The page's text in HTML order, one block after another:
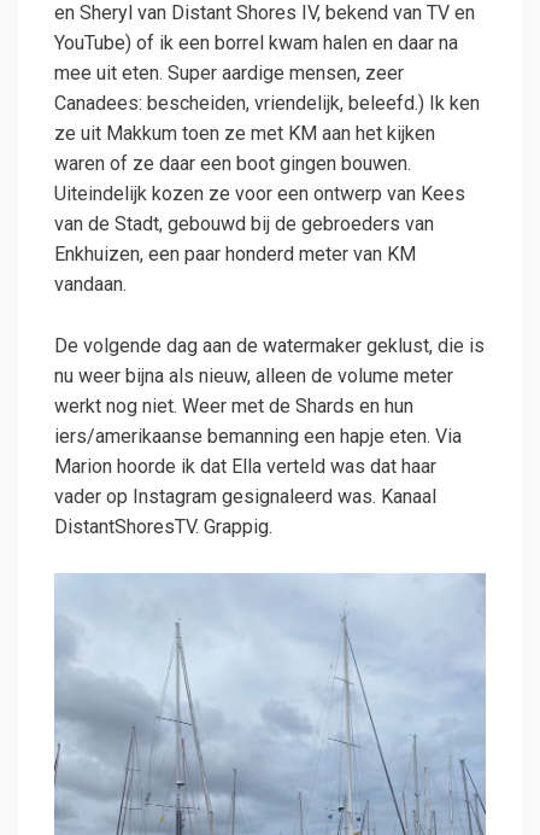
en Sheryl van Distant Shores IV, bekend van TV en
YouTube) of ik een borrel kwam halen en daar na
mee uit eten. Super aardige mensen, zeer
Canadees: bescheiden, vriendelijk, beleefd.) Ik ken
ze uit Makkum toen ze met KM aan het kijken
waren of ze daar een boot gingen bouwen.
Uiteindelijk kozen ze voor een ontwerp van Kees
van de Stadt, gebouwd bij de gebroeders van
Enkhuizen, een paar honderd meter van KM
vandaan.
De volgende dag aan de watermaker geklust, die is
nu weer bijna als nieuw, alleen de volume meter
werkt nog niet. Weer met de Shards en hun
iers/amerikaanse bemanning een hapje eten. Via
Marion hoorde ik dat Ella verteld was dat haar
vader op Instagram gesignaleerd was. Kanaal
DistantShoresTV. Grappig.